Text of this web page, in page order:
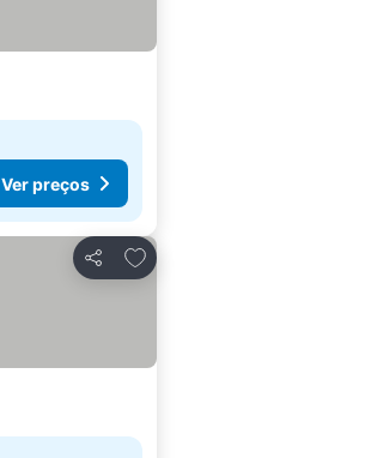
Ver preços
Partilhar
Adicionar aos favoritos